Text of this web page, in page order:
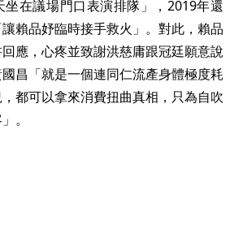
坐在議場門口表演排隊」，2019年還
賴品妤臨時接手救火」。對此，賴品
應，心疼並致謝洪慈庸跟冠廷願意說
昌「就是一個連同仁流產身體極度耗
都可以拿來消費扭曲真相，只為自吹
。